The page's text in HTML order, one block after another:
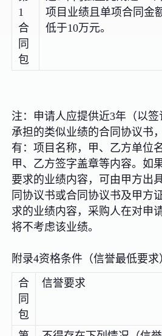
1
合
同
包
项目业绩且单项合同金
低于10万元。
注：申请人应提供近3年（以
承担的类似业绩的合同协议书
有：项目名称，甲、乙方单位
甲、乙方签字盖章等内容。如
要求的业绩内容，可由甲方出
同协议书或合同协议书及甲方
求的业绩内容，采购人在对申
将不考虑该业绩。
附录4资格条件（信誉最低要求
合
同
包
信誉要求